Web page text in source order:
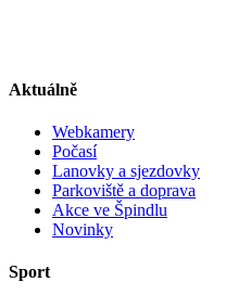
Aktuálně
Webkamery
Počasí
Lanovky a sjezdovky
Parkoviště a doprava
Akce ve Špindlu
Novinky
Sport